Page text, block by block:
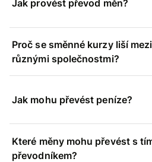
Jak provést převod měn?
Proč se směnné kurzy liší mezi
různými společnostmi?
Jak mohu převést peníze?
Které měny mohu převést s
převodníkem?